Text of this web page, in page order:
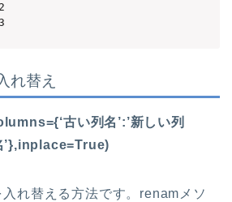
れ替え
古い列名’:’新しい列
’},inplace=True)
れ替える方法です。renamメソ